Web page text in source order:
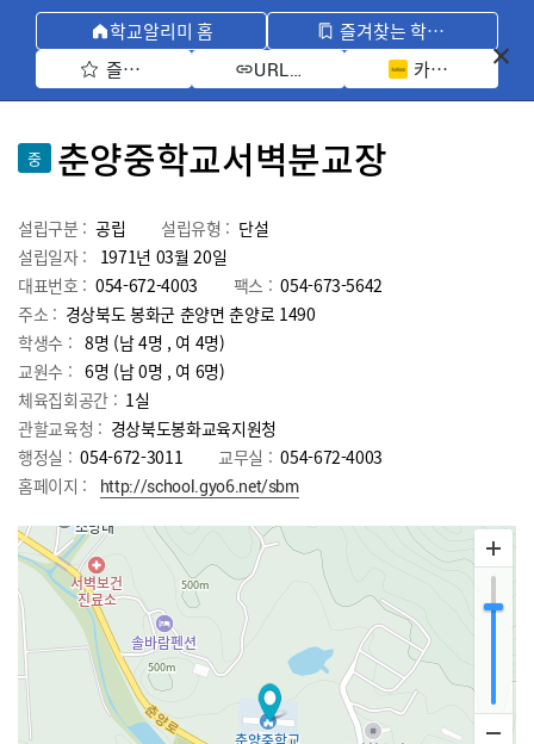
학교알리미 홈
즐겨찾는 학교 모아보기
즐겨찾기 선택
URL 복사 카카오톡 공유
중 춘양중학교서벽분교장
설립구분 : 공립 설립유형 : 단설
설립일자 :
1971년 03월 20일
대표번호 : 054-672-4003 팩스 : 054-673-5642
주소 : 경상북도 봉화군 춘양면 춘양로 1490
학생수 : 8명 (남 4명 , 여 4명)
교원수 : 6명 (남0명 , 여 6명)
체육집회공간 : 1실
관할교육청 : 경상북도봉화교육지원청
행정실 : 054-672-3011 교무실 : 054-672-4003
홈페이지 :
http://school.gyo6.net/sbm